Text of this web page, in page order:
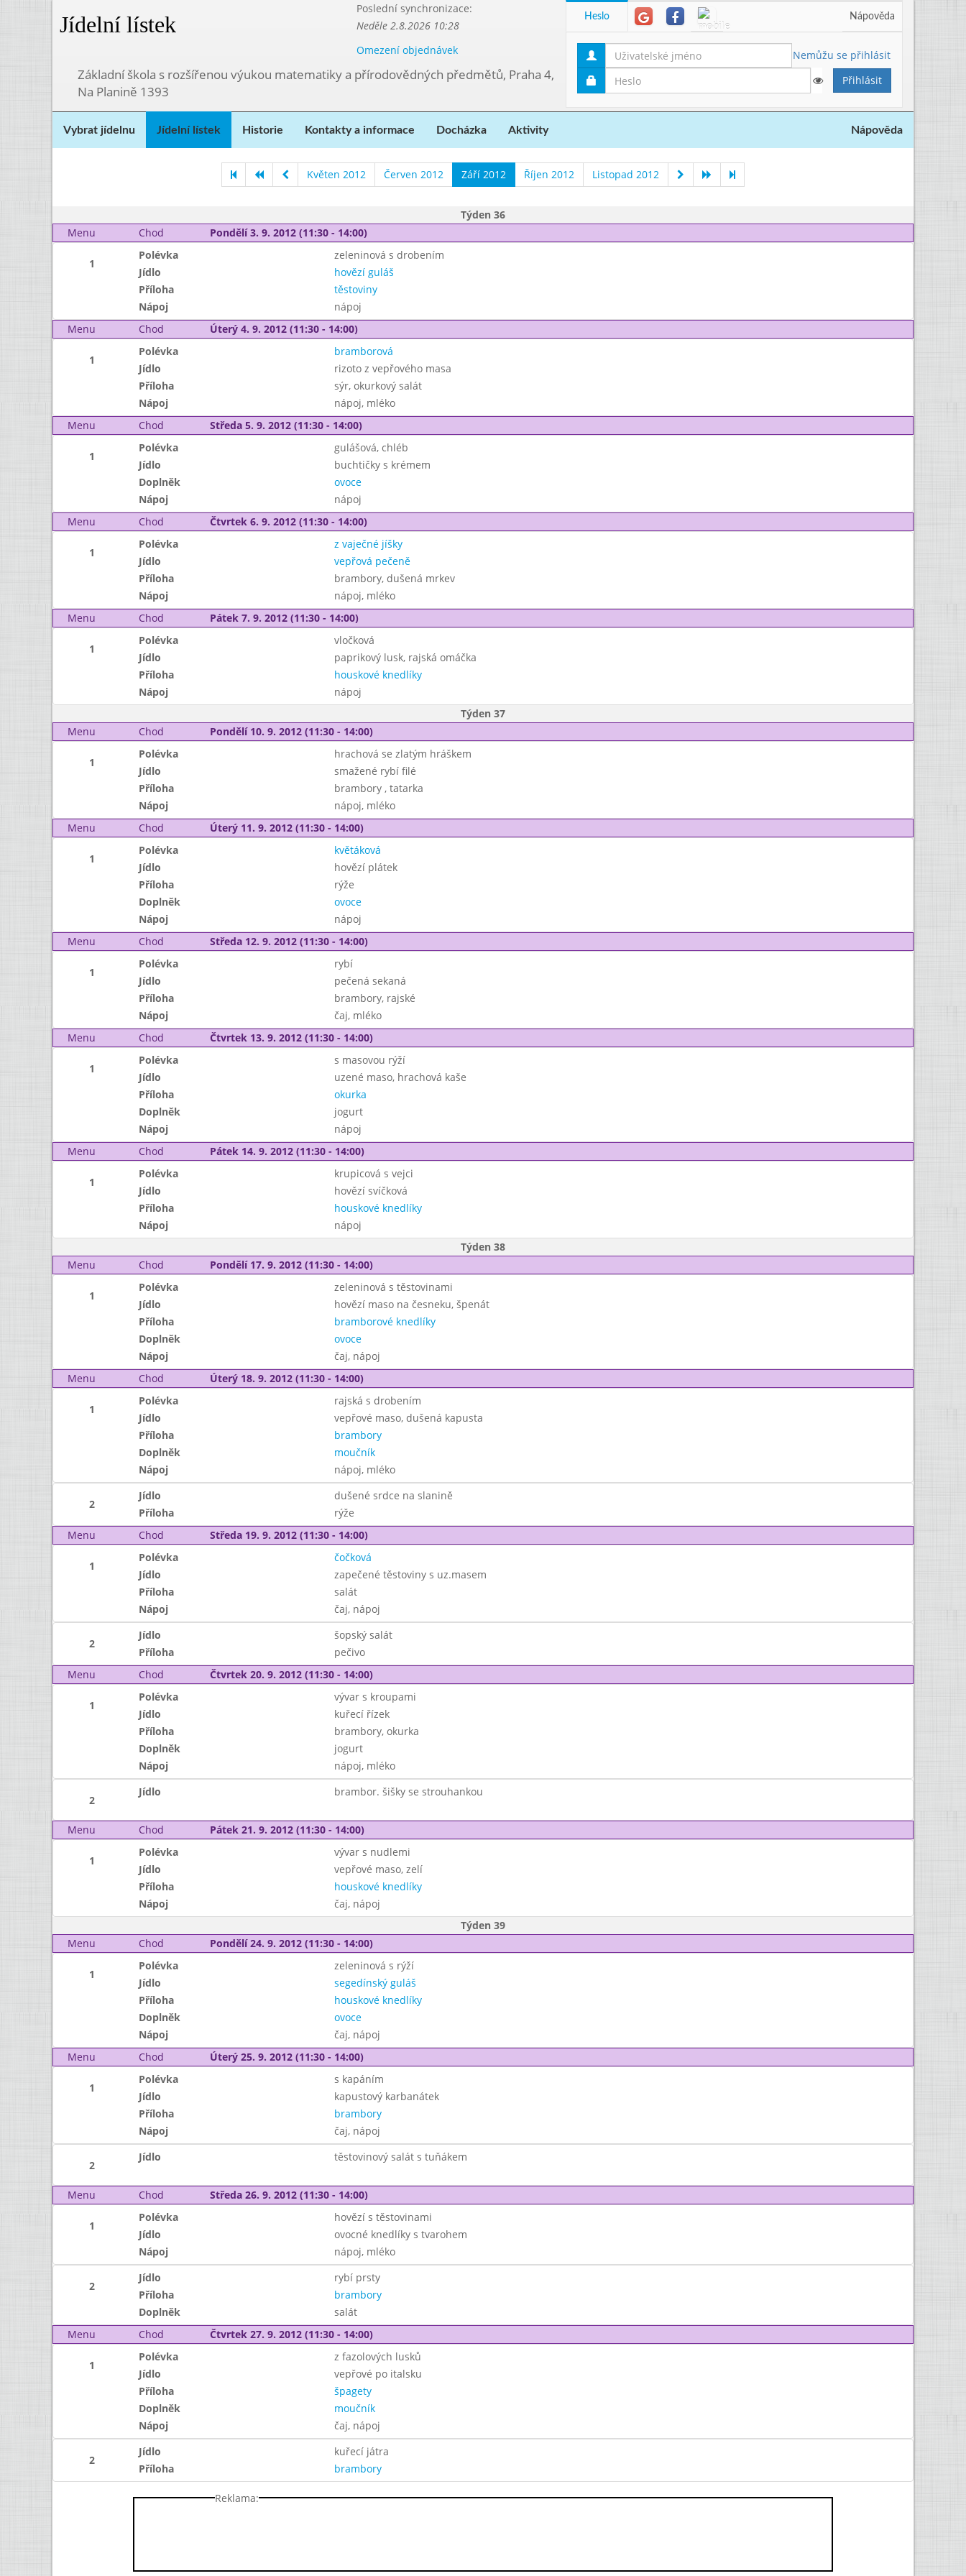
Jídelní lístek
Poslední synchronizace:
Neděle 2.8.2026 10:28
Omezení objednávek
Základní škola s rozšířenou výukou matematiky a přírodovědných předmětů, Praha 4,
Na Planině 1393
Heslo Nápověda
Nemůžu se přihlásit
Vybrat jídelnu Jídelní lístek Historie Kontakty a informace Docházka Aktivity Nápověda
Květen 2012 Červen 2012 Září 2012 Říjen 2012 Listopad 2012
Týden 36
Menu
Chod Pondělí 3. 9. 2012 (11:30 - 14:00)
1
Polévka
zeleninová s drobením
Jídlo
hovězí guláš
Příloha
těstoviny
Nápoj
nápoj
Menu
Chod Úterý 4. 9. 2012 (11:30 - 14:00)
1
Polévka
bramborová
Jídlo
rizoto z vepřového masa
Příloha
sýr, okurkový salát
Nápoj
nápoj, mléko
Menu
Chod Středa 5. 9. 2012 (11:30 - 14:00)
1
Polévka
gulášová, chléb
Jídlo
buchtičky s krémem
Doplněk
ovoce
Nápoj
nápoj
Menu
Chod Čtvrtek 6. 9. 2012 (11:30 - 14:00)
1
Polévka
z vaječné jíšky
Jídlo
vepřová pečeně
Příloha
brambory, dušená mrkev
Nápoj
nápoj, mléko
Menu
Chod Pátek 7. 9. 2012 (11:30 - 14:00)
1
Polévka
vločková
Jídlo
paprikový lusk, rajská omáčka
Příloha
houskové knedlíky
Nápoj
nápoj
Týden 37
Menu
Chod Pondělí 10. 9. 2012 (11:30 - 14:00)
1
Polévka
hrachová se zlatým hráškem
Jídlo
smažené rybí filé
Příloha
brambory , tatarka
Nápoj
nápoj, mléko
Menu
Chod Úterý 11. 9. 2012 (11:30 - 14:00)
1
Polévka
květáková
Jídlo
hovězí plátek
Příloha
rýže
Doplněk
ovoce
Nápoj
nápoj
Menu
Chod Středa 12. 9. 2012 (11:30 - 14:00)
1
Polévka
rybí
Jídlo
pečená sekaná
Příloha
brambory, rajské
Nápoj
čaj, mléko
Menu
Chod Čtvrtek 13. 9. 2012 (11:30 - 14:00)
1
Polévka
s masovou rýží
Jídlo
uzené maso, hrachová kaše
Příloha
okurka
Doplněk
jogurt
Nápoj
nápoj
Menu
Chod Pátek 14. 9. 2012 (11:30 - 14:00)
1
Polévka
krupicová s vejci
Jídlo
hovězí svíčková
Příloha
houskové knedlíky
Nápoj
nápoj
Týden 38
Menu
Chod Pondělí 17. 9. 2012 (11:30 - 14:00)
1
Polévka
zeleninová s těstovinami
Jídlo
hovězí maso na česneku, špenát
Příloha
bramborové knedlíky
Doplněk
ovoce
Nápoj
čaj, nápoj
Menu
Chod Úterý 18. 9. 2012 (11:30 - 14:00)
1
Polévka
rajská s drobením
Jídlo
vepřové maso, dušená kapusta
Příloha
brambory
Doplněk
moučník
Nápoj
nápoj, mléko
2
Jídlo
dušené srdce na slanině
Příloha
rýže
Menu
Chod Středa 19. 9. 2012 (11:30 - 14:00)
1
Polévka
čočková
Jídlo
zapečené těstoviny s uz.masem
Příloha
salát
Nápoj
čaj, nápoj
2
Jídlo
šopský salát
Příloha
pečivo
Menu
Chod Čtvrtek 20. 9. 2012 (11:30 - 14:00)
1
Polévka
vývar s kroupami
Jídlo
kuřecí řízek
Příloha
brambory, okurka
Doplněk
jogurt
Nápoj
nápoj, mléko
2
Jídlo brambor. šišky se strouhankou
Menu Chod Pátek 21. 9. 2012 (11:30 - 14:00)
1
Polévka
vývar s nudlemi
Jídlo
vepřové maso, zelí
Příloha
houskové knedlíky
Nápoj
čaj, nápoj
Týden 39
Menu
Chod Pondělí 24. 9. 2012 (11:30 - 14:00)
1
Polévka
zeleninová s rýží
Jídlo
segedínský guláš
Příloha
houskové knedlíky
Doplněk
ovoce
Nápoj
čaj, nápoj
Menu
Chod Úterý 25. 9. 2012 (11:30 - 14:00)
1
Polévka
s kapáním
Jídlo
kapustový karbanátek
Příloha
brambory
Nápoj
čaj, nápoj
2
Jídlo těstovinový salát s tuňákem
Menu Chod Středa 26. 9. 2012 (11:30 - 14:00)
1
Polévka
hovězí s těstovinami
Jídlo
ovocné knedlíky s tvarohem
Nápoj
nápoj, mléko
2
Jídlo
rybí prsty
Příloha
brambory
Doplněk
salát
Menu
Chod Čtvrtek 27. 9. 2012 (11:30 - 14:00)
1
Polévka
z fazolových lusků
Jídlo
vepřové po italsku
Příloha
špagety
Doplněk
moučník
Nápoj
čaj, nápoj
2
Jídlo
kuřecí játra
Příloha
brambory
Reklama: